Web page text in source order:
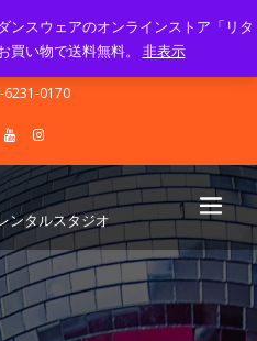
10.00 - 23.00
tango.com
6231-0170
ンタルスタジオ
ンスウェアのオンラインストア「リタ
買い物で送料無料。 非表示